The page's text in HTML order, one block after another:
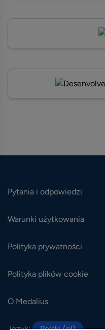
Pytania i odpowiedzi
Warunki użytkowania
Polityka prywatności
Polityka plików cookie
O Medalius